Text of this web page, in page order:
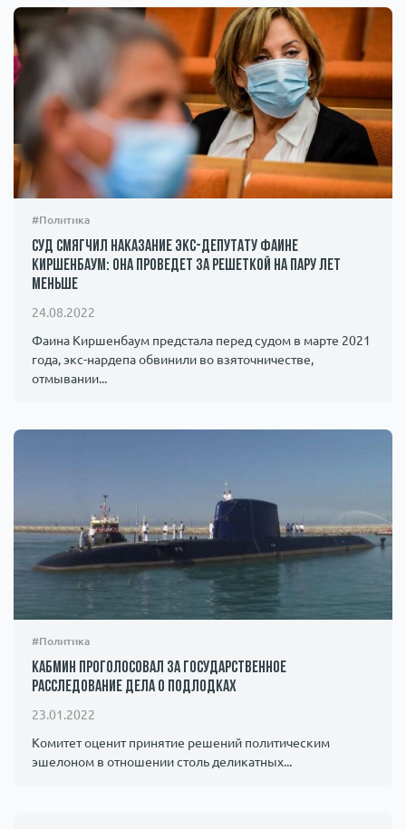
#Политика
Суд смягчил наказание экс-депутату Фаине
Киршенбаум: она проведет за решеткой на пару лет
меньше
24.08.2022
Фаина Киршенбаум предстала перед судом в марте 2021
года, экс-нардепа обвинили во взяточничестве,
отмывании...
#Политика
Кабмин проголосовал за государственное
расследование дела о подлодках
23.01.2022
Комитет оценит принятие решений политическим
эшелоном в отношении столь деликатных...